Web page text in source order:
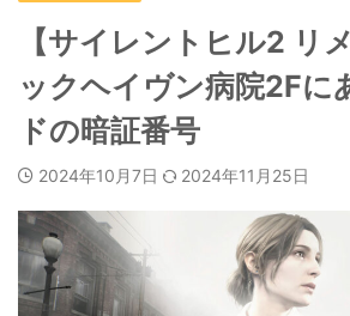
【サイレントヒル2 リ
ックヘイヴン病院2Fに
ドの暗証番号
2024年10月7日 2024年11月25日